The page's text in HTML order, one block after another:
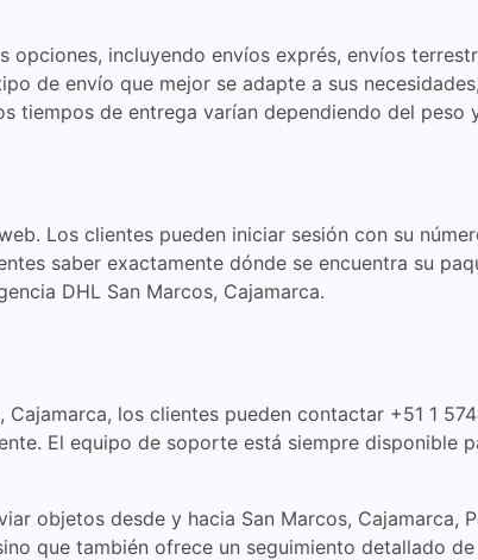
opciones, incluyendo envíos exprés, envíos
de envío que mejor se adapte a sus
de entrega varían dependiendo del peso
Los clientes pueden iniciar sesión con su
saber exactamente dónde se encuentra su
DHL San Marcos, Cajamarca.
los clientes pueden contactar +51 1
El equipo de soporte está siempre disponible
objetos desde y hacia San Marcos, Cajamarca,
que también ofrece un seguimiento detallado